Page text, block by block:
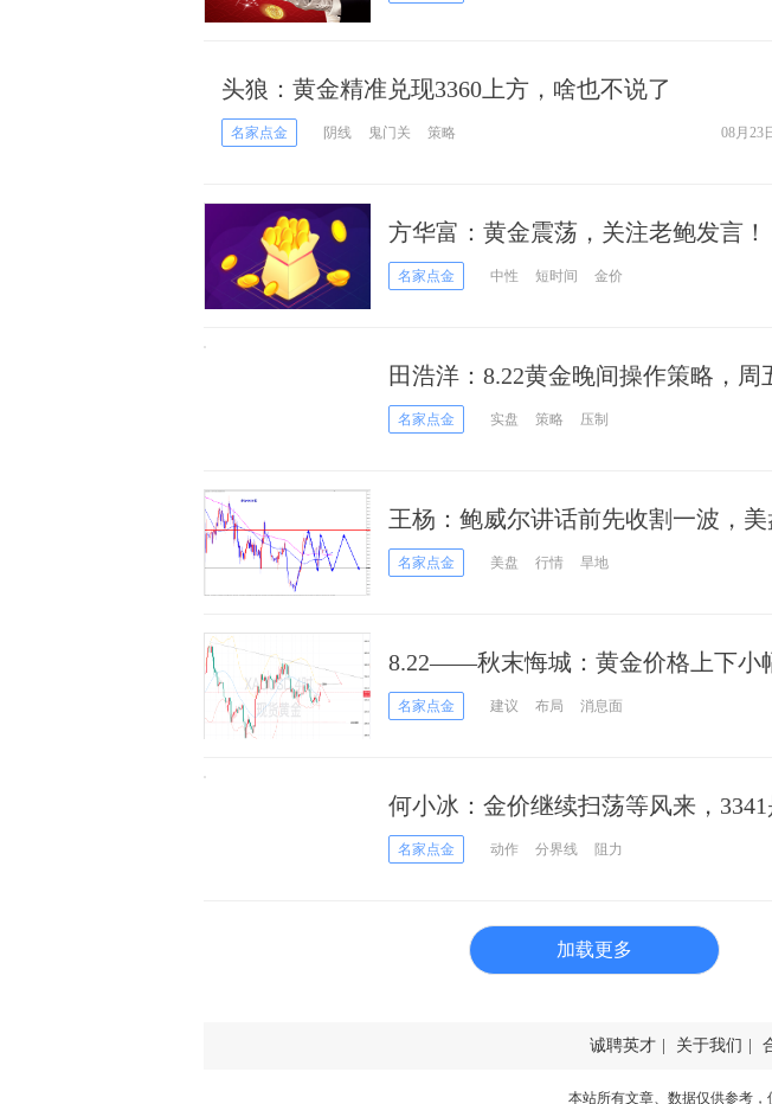
头狼：黄金精准兑现3360上方，啥也不说了
名家点金 阴线 鬼门关 策略 08月23
方华富：黄金震荡，关注老鲍发言！
名家点金 中性 短时间 金价
田浩洋：8.22黄金晚间操作策略，周
照？
名家点金 实盘 策略 压制
王杨：鲍威尔讲话前先收割一波，美
名家点金 美盘 行情 旱地
8.22——秋末悔城：黄金价格上下小
续看跌
名家点金 建议 布局 消息面
何小冰：金价继续扫荡等风来，
名家点金 动作 分界线 阻力
加载更多
诚聘英才 关于我们
本站所有文章、数据仅供参考